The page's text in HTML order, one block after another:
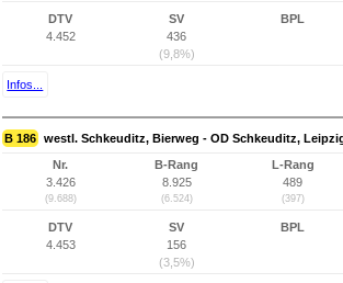
DTV
4.452
SV
436
(9,8%)
BPL
Infos...
B 186 westl. Schkeuditz, Bierweg - OD Schkeuditz,
Nr.
3.426
(9.688)
B-Rang
8.925
(6.524)
L-Rang
489
(397)
DTV
4.453
SV
156
(3,5%)
BPL